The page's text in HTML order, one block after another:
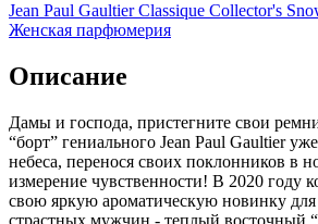
Jean Paul Gaultier Classique Collector's
Женская парфюмерия
Описание
Дамы и господа, пристегните свои
“борт” гениального Jean Paul Gaultier
небеса, перенося своих поклонников в
измерение чувственности! В 2020 году
свою яркую ароматическую новинку
страстных мужчин - теплый восточный